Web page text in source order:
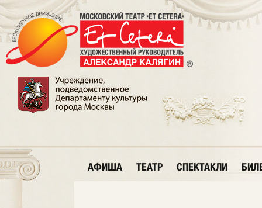
АФИША ТЕАТР СПЕКТАКЛИ